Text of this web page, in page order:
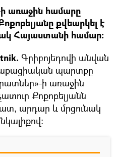
առաջին համարը
քվեարկել է
Հայաստանի համար։
Գրիբոյեդովի անվան
պարտքը
ի առաջին
Քոքոբելյանն
արդար և մրցունակ